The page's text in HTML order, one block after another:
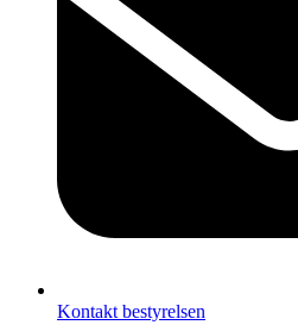
Kontakt bestyrelsen